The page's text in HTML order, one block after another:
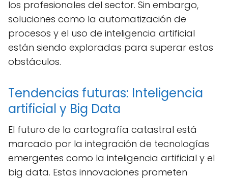
los profesionales del sector. Sin embargo,
soluciones como la automatización de
procesos y el uso de inteligencia artificial
están siendo exploradas para superar estos
obstáculos.
Tendencias futuras: Inteligencia
artificial y Big Data
El futuro de la cartografía catastral está
marcado por la integración de tecnologías
emergentes como la inteligencia artificial y el
big data. Estas innovaciones prometen